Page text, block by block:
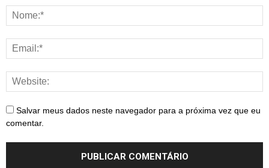
Salvar meus dados neste navegador para a próxima vez que eu
comentar.